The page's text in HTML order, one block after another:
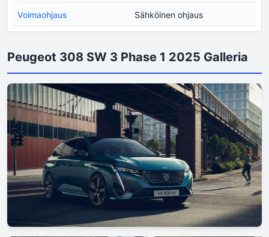
Voimaohjaus Sähköinen ohjaus
Peugeot 308 SW 3 Phase 1 2025 Galleria